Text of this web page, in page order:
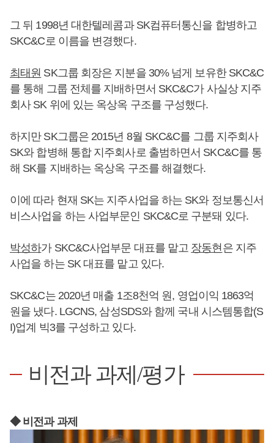
그 뒤 1998년 대한텔레콤과 SK컴퓨터통신을 합병하고
SKC&C로 이름을 변경했다.
최태원 SK그룹 회장은 지분을 30% 넘게 보유한 SKC&C
를 통해 그룹 전체를 지배하면서 SKC&C가 사실상 지주
회사 SK 위에 있는 옥상옥 구조를 구성했다.
하지만 SK그룹은 2015년 8월 SKC&C를 그룹 지주회사
SK와 합병해 통합 지주회사로 출범하면서 SKC&C를 통
해 SK를 지배하는 옥상옥 구조를 해결했다.
이에 따라 현재 SK는 지주사업을 하는 SK와 정보통신서
비스사업을 하는 사업부문인 SKC&C로 구분돼 있다.
박성하가 SKC&C사업부문 대표를 맡고 장동현 은 지주
사업을 하는 SK 대표를 맡고 있다.
SKC&C는 2020년 매출 1조8천억 원, 영업이익 1863억
원을 냈다. LGCNS, 삼성SDS와 함께 국내 시스템통합(S
I)업계 빅3를 구성하고 있다.
비전과 과제/평가
◆ 비전과 과제